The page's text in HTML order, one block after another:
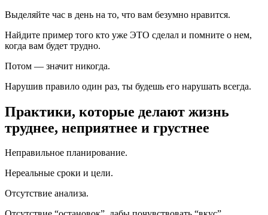
Выделяйте час в день на то, что вам безумно нравится.
Найдите пример того кто уже ЭТО сделал и помните о нем,
когда вам будет трудно.
Потом — значит никогда.
Нарушив правило один раз, ты будешь его нарушать всегда.
Практики, которые делают жизнь
труднее, неприятнее и грустнее
Неправильное планирование.
Нереальные сроки и цели.
Отсутствие анализа.